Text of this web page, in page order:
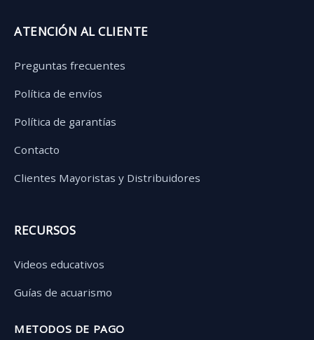
ATENCIÓN AL CLIENTE
Preguntas frecuentes
Política de envíos
Política de garantías
Contacto
Clientes Mayoristas y Distribuidores
RECURSOS
Videos educativos
Guías de acuarismo
METODOS DE PAGO